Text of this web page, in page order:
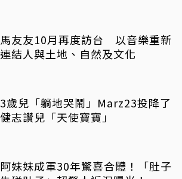
馬友友10月再度訪台 以音樂重新
連結人與土地、自然及文化
3歲兒「躺地哭鬧」Marz23投降了
健志讚兒「天使寶寶」
阿妹妹成軍30年驚喜合體！「肚子